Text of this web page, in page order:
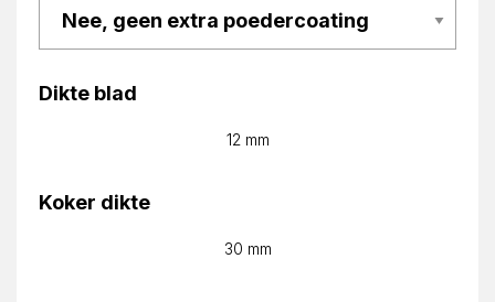
Dikte blad
12 mm
Koker dikte
30 mm